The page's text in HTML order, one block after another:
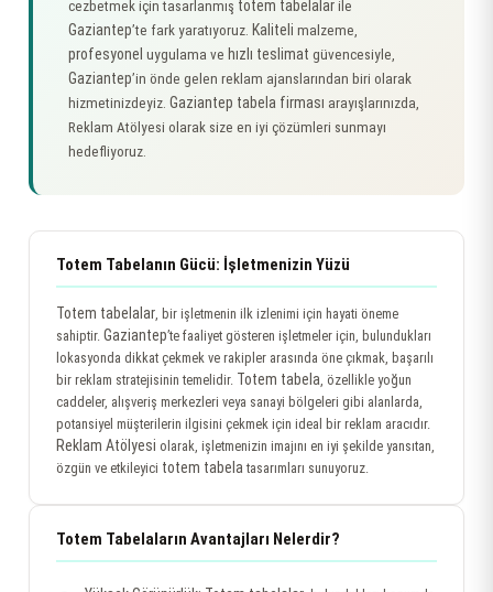
cezbetmek için tasarlanmış totem tabelalar ile
Gaziantep’te fark yaratıyoruz. Kaliteli malzeme,
profesyonel uygulama ve hızlı teslimat güvencesiyle,
Gaziantep’in önde gelen reklam ajanslarından biri olarak
hizmetinizdeyiz. Gaziantep tabela firması arayışlarınızda,
Reklam Atölyesi olarak size en iyi çözümleri sunmayı
hedefliyoruz.
Totem Tabelanın Gücü: İşletmenizin Yüzü
Totem tabelalar, bir işletmenin ilk izlenimi için hayati öneme
sahiptir. Gaziantep’te faaliyet gösteren işletmeler için, bulundukları
lokasyonda dikkat çekmek ve rakipler arasında öne çıkmak, başarılı
bir reklam stratejisinin temelidir. Totem tabela, özellikle yoğun
caddeler, alışveriş merkezleri veya sanayi bölgeleri gibi alanlarda,
potansiyel müşterilerin ilgisini çekmek için ideal bir reklam aracıdır.
Reklam Atölyesi olarak, işletmenizin imajını en iyi şekilde yansıtan,
özgün ve etkileyici totem tabela tasarımları sunuyoruz.
Totem Tabelaların Avantajları Nelerdir?